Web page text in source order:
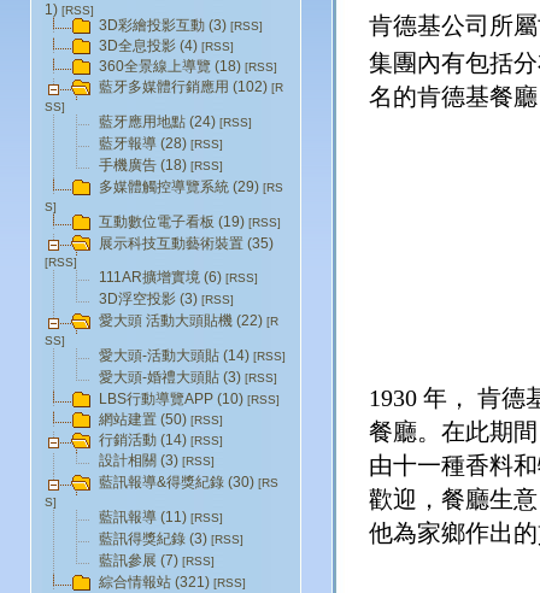
肯德基公司所
集團內有包括
名的肯德基餐
1930 年， 肯德
餐廳。在此期
由十一種香料
歡迎，餐廳生
他為家鄉作出
1) [RSS]
3D彩繪投影互動 (3) [RSS]
3D全息投影 (4) [RSS]
360全景線上導覽 (18) [RSS]
藍牙多媒體行銷應用 (102) [R
SS]
藍牙應用地點 (24) [RSS]
藍牙報導 (28) [RSS]
手機廣告 (18) [RSS]
多媒體觸控導覽系統 (29) [RS
S]
互動數位電子看板 (19) [RSS]
展示科技互動藝術裝置 (35)
[RSS]
111AR擴增實境 (6) [RSS]
3D浮空投影 (3) [RSS]
愛大頭 活動大頭貼機 (22) [R
SS]
愛大頭-活動大頭貼 (14) [RSS]
愛大頭-婚禮大頭貼 (3) [RSS]
LBS行動導覽APP (10) [RSS]
網站建置 (50) [RSS]
行銷活動 (14) [RSS]
設計相關 (3) [RSS]
藍訊報導&得獎紀錄 (30) [RS
S]
藍訊報導 (11) [RSS]
藍訊得獎紀錄 (3) [RSS]
藍訊參展 (7) [RSS]
綜合情報站 (321) [RSS]